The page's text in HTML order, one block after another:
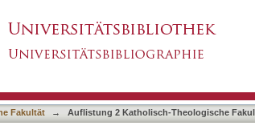
Fakultät → Auflistung 2 Katholisch-Theologische